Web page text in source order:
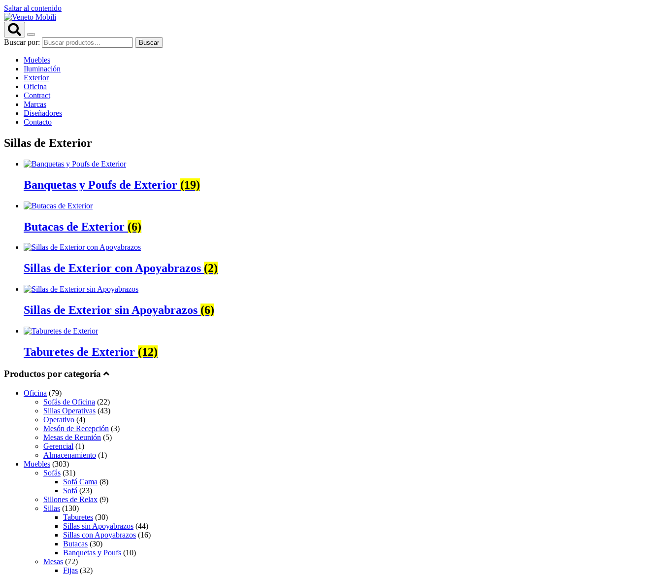
Saltar al contenido
Buscar por: Buscar
Muebles
Iluminación
Exterior
Oficina
Contract
Marcas
Diseñadores
Contacto
Sillas de Exterior
Banquetas y Poufs de Exterior (19)
Butacas de Exterior (6)
Sillas de Exterior con Apoyabrazos (2)
Sillas de Exterior sin Apoyabrazos (6)
Taburetes de Exterior (12)
Productos por categoría
Oficina (79)
Sofás de Oficina (22)
Sillas Operativas (43)
Operativo (4)
Mesón de Recepción (3)
Mesas de Reunión (5)
Gerencial (1)
Almacenamiento (1)
Muebles (303)
Sofás (31)
Sofá Cama (8)
Sofá (23)
Sillones de Relax (9)
Sillas (130)
Taburetes (30)
Sillas sin Apoyabrazos (44)
Sillas con Apoyabrazos (16)
Butacas (30)
Banquetas y Poufs (10)
Mesas (72)
Fijas (32)